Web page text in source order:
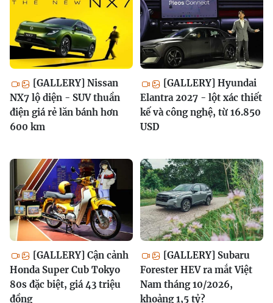
[GALLERY] Nissan
NX7 lộ diện - SUV thuần
điện giá rẻ lăn bánh hơn
600 km
[GALLERY] Hyundai
Elantra 2027 - lột xác thiết
kế và công nghệ, từ 16.850
USD
[GALLERY] Cận cảnh
Honda Super Cub Tokyo
80s đặc biệt, giá 43 triệu
đồng
[GALLERY] Subaru
Forester HEV ra mắt Việt
Nam tháng 10/2026,
khoảng 1,5 tỷ?